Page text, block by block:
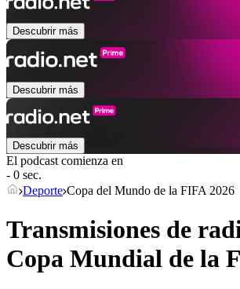
Descubrir más
Descubrir más
Descubrir más
El podcast comienza en
- 0 sec.
Deporte Copa del Mundo de la FIFA 2026
Transmisiones de
Copa Mundial de la